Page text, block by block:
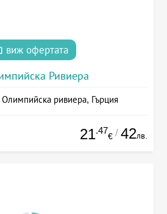
виж офертата
Ривиера
ривиера, Гърция
21.47
€ / 42лв.